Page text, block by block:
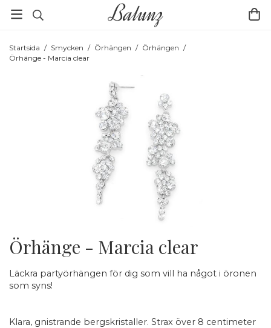
Startsida / Smycken / Örhängen / Örhängen /
Örhänge - Marcia clear
Örhänge - Marcia clear
Läckra partyörhängen för dig som vill ha något i öronen
som syns!
Klara, gnistrande bergskristaller. Strax över 8 centimeter